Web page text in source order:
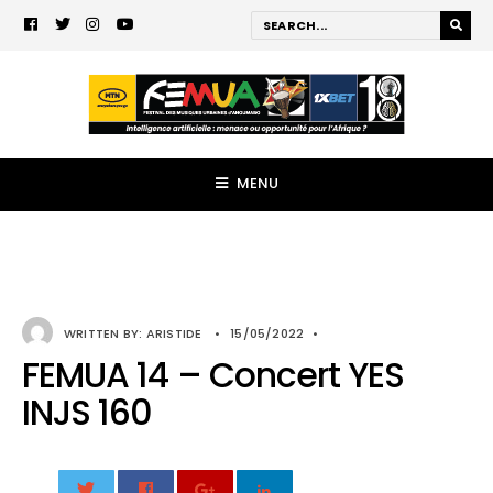
MENU
WRITTEN BY: ARISTIDE • 15/05/2022 •
FEMUA 14 – Concert YES
INJS 160